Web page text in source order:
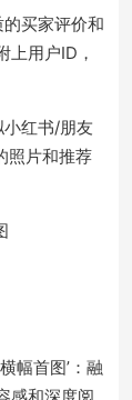
的买家评价和
上用户ID，
小红书/朋友
照片和推荐
幅首图’：融